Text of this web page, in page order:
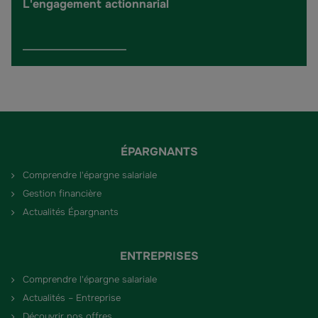
L'engagement actionnarial
ÉPARGNANTS
Comprendre l'épargne salariale
Gestion financière
Actualités Épargnants
ENTREPRISES
Comprendre l'épargne salariale
Actualités – Entreprise